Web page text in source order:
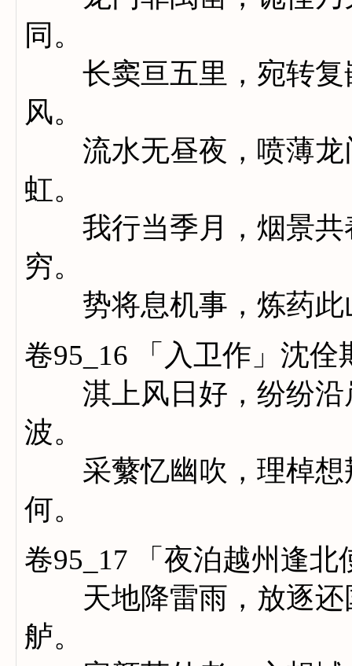
同。
长窦亘五里，宛转复
风。
流水无昼夜，喷薄龙
虹。
我行当季月，烟景共
穷。
势将息机事，炼药此
卷95_16 「入卫作」沈佺
淇上风日好，纷纷沿
波。
采蘩忆幽吹，理棹想
何。
卷95_17 「夜泊越州逢北
天地降雷雨，放逐还
舻。